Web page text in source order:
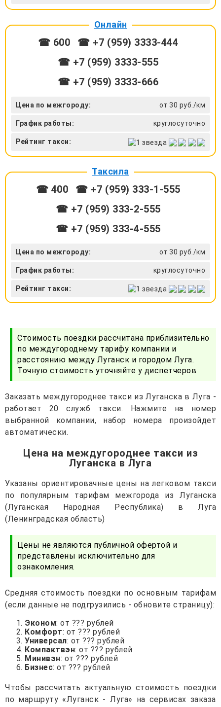
Онлайн
☎ 600
☎ +7 (959) 3333-444
☎ +7 (959) 3333-555
☎ +7 (959) 3333-666
Цена по межгороду: от 30 руб./км
График работы: круглосуточно
Рейтинг такси:
Таксила
☎ 400
☎ +7 (959) 333-1-555
☎ +7 (959) 333-2-555
☎ +7 (959) 333-4-555
Цена по межгороду: от 30 руб./км
График работы: круглосуточно
Рейтинг такси:
Стоимость поездки рассчитана приблизительно
по междугороднему тарифу компании и
расстоянию между Луганск и городом Луга.
Точную стоимость уточняйте у диспетчеров
Заказать междугороднее такси из Луганска в Луга -
работает 20 служб такси. Нажмите на номер
выбранной компании, набор номера произойдет
автоматически.
Цена на междугороднее такси из
Луганска в Луга
Указаны ориентировачные цены на легковом такси
по популярным тарифам межгорода из Луганска
(Луганская Народная Республика) в Луга
(Ленинградская область)
Цены не являются публичной офертой и
представлены исключительно для
ознакомления.
Средняя стоимость поездки по основным тарифам
(если данные не подгрузились - обновите страницу):
Эконом: от ??? рублей
Комфорт: от ??? рублей
Универсал: от ??? рублей
Компактвэн: от ??? рублей
Минивэн: от ??? рублей
Бизнес: от ??? рублей
Чтобы рассчитать актуальную стоимость поездки
по маршруту «Луганск - Луга» на сервисах заказа